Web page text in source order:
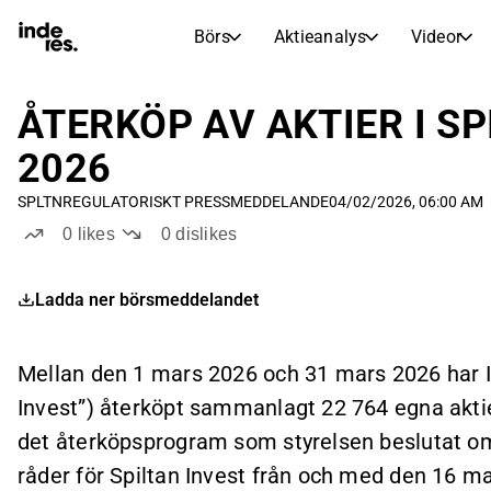
Börs Aktieanalys Videor
Börs
Morgonrapport
Kommande och tidigare utdelningar
Aktieanalys
Artiklar
inderesTV
Aktiejämförelse
ÅTERKÖP AV AKTIER I
2026
SPLTNREGULATORISKT PRESSMEDDELANDE04/02/2026, 06:00 AM
0 likes 0dislikes
Ladda ner börsmeddelandet
Mellan den 1 mars 2026 och 31 mars 2026
Invest”) återköpt sammanlagt 22 764 egna
det återköpsprogram som styrelsen beslutat
råder för Spiltan Invest från och med den 16